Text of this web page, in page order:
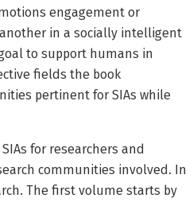
engagement or
in a socially intelligent
to support humans in
fields the book
pertinent for SIAs while
for researchers and
communities involved. In
The first volume starts by